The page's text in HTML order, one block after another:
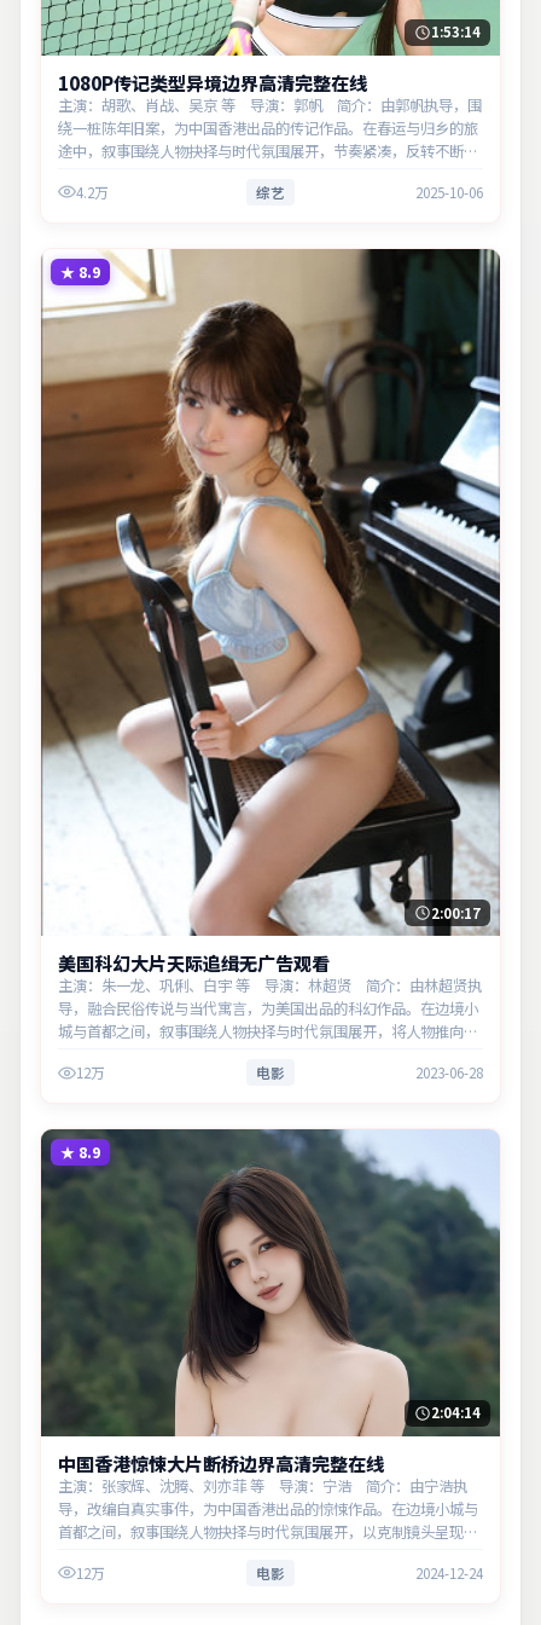
1:53:14
1080P传记类型异境边界高清完整在线
主演：胡歌、肖战、吴京 等 导演：郭帆 简介：由郭帆执导，围
绕一桩陈年旧案，为中国香港出品的传记作品。在春运与归乡的旅
途中，叙事围绕人物抉择与时代氛围展开，节奏紧凑，反转不断。
4.2万 综艺 2025-10-06
★ 8.9
2:00:17
美国科幻大片天际追缉无广告观看
主演：朱一龙、巩俐、白宇 等 导演：林超贤 简介：由林超贤执
导，融合民俗传说与当代寓言，为美国出品的科幻作品。在边境小
城与首都之间，叙事围绕人物抉择与时代氛围展开，将人物推向道
实意义。
12万 电影 2023-06-28
★ 8.9
2:04:14
中国香港惊悚大片断桥边界高清完整在线
主演：张家辉、沈腾、刘亦菲 等 导演：宁浩 简介：由宁浩执
导，改编自真实事件，为中国香港出品的惊悚作品。在边境小城与
首都之间，叙事围绕人物抉择与时代氛围展开，以克制镜头呈现群
12万 电影 2024-12-24